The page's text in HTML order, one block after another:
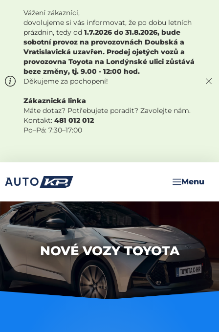
Vážení zákazníci,
dovolujeme si vás informovat, že po dobu letních
prázdnin, tedy od 1.7.2026 do 31.8.2026, bude
sobotní provoz na provozovnách Doubská a
Vratislavická uzavřen. Prodej ojetých vozů a
provozovna Toyota na Londýnské ulici zůstává
beze změny, tj. 9.00 - 12:00 hod.
Děkujeme za pochopení!
Zákaznická linka
Máte dotaz? Potřebujete poradit? Zavolejte nám.
Kontakt: 481 012 012
Po–Pá: 7:30–17:00
NOVÉ VOZY TOYOTA